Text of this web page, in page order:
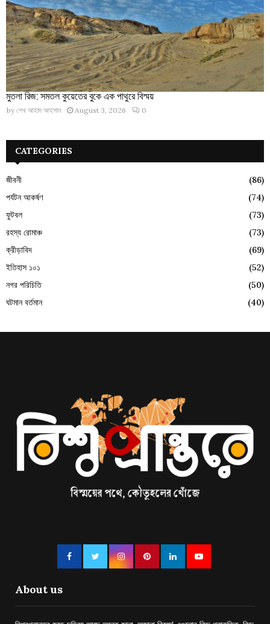
মুতলা রিজ: সমতল কুয়েতের বুকে এক পাথুরে বিস্ময়
by শেখ আহাদ আহসান August 3, 2026 0
CATEGORIES
জীবনী
(86)
পর্যটন আকর্ষণ
(74)
ফুটবল
(73)
রহস্য রোমাঞ্চ
(73)
ক্রীড়াবিদ
(69)
ইতিহাস ১০১
(52)
নগর পরিচিতি
(50)
ঘটমান বর্তমান
(40)
About us